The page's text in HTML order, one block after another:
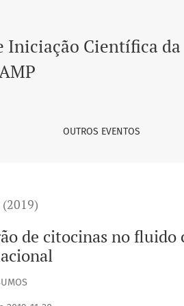
gengival: estudo
Iniciação Científica da
OUTROS EVENTOS
de citocinas no